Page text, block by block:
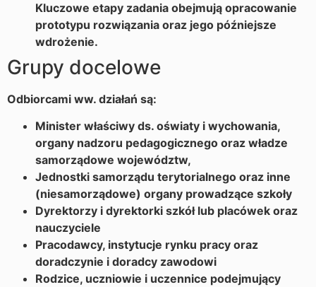
Kluczowe etapy zadania obejmują opracowanie
prototypu rozwiązania oraz jego późniejsze
wdrożenie.
Grupy docelowe
Odbiorcami ww. działań są:
Minister właściwy ds. oświaty i wychowania,
organy nadzoru pedagogicznego oraz władze
samorządowe województw,
Jednostki samorządu terytorialnego oraz inne
(niesamorządowe) organy prowadzące szkoły
Dyrektorzy i dyrektorki szkół lub placówek oraz
nauczyciele
Pracodawcy, instytucje rynku pracy oraz
doradczynie i doradcy zawodowi
Rodzice, uczniowie i uczennice podejmujący